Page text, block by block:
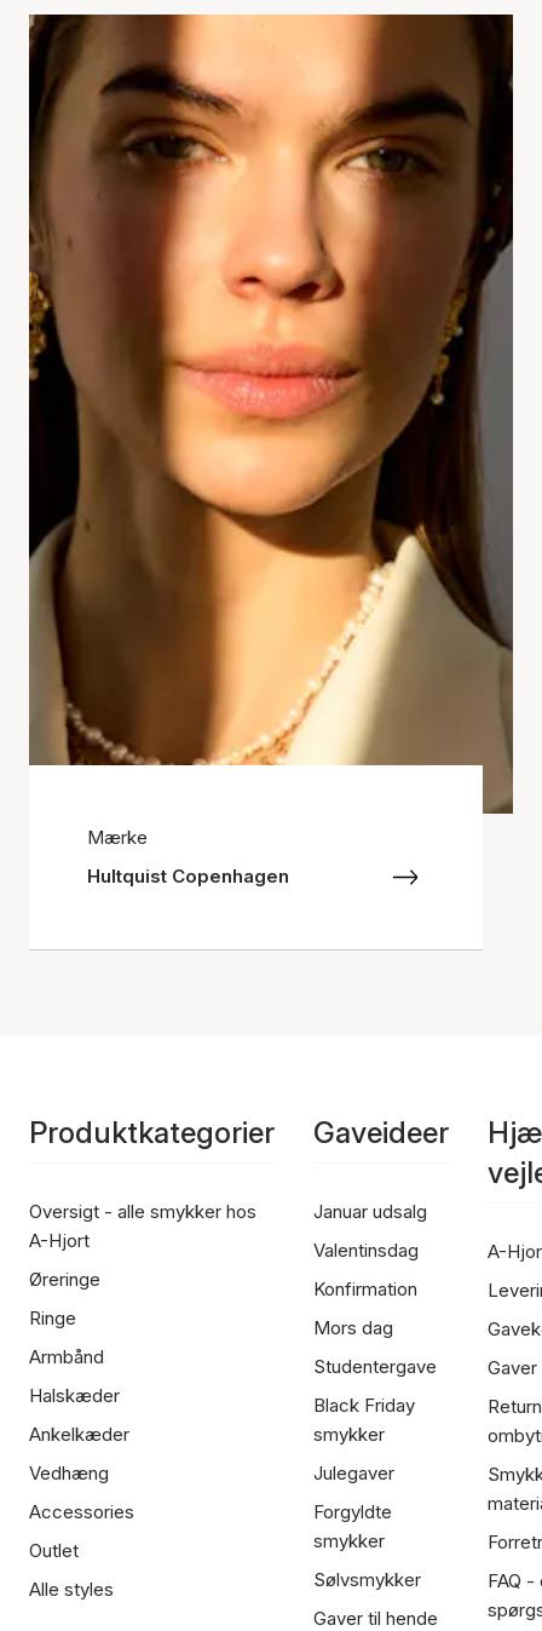
Mærke
Hultquist Copenhagen
Produktkategorier
Oversigt - alle smykker hos
A-Hjort
Øreringe
Ringe
Armbånd
Halskæder
Ankelkæder
Vedhæng
Accessories
Outlet
Alle styles
Gaveideer
Januar udsalg
Valentinsdag
Konfirmation
Mors dag
Studentergave
Black Friday
smykker
Julegaver
Forgyldte
smykker
Sølvsmykker
Gaver til hende
A-
FAQ